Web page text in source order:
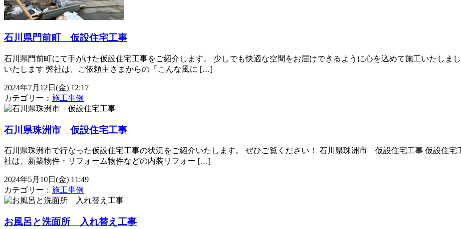
石川県門前町 仮設住宅工事
石川県門前町にて手がけた仮設住宅工事をご紹介します。 少しでも快適な空間をお届けできるように心を込めて施工いたし
いたします 弊社は、ご依頼主さまからの「こんな風に […]
2024年7月12日(金) 12:17
カテゴリー： 施工事例
石川県珠洲市 仮設住宅工事
石川県珠洲市で行なった仮設住宅工事の状況をご紹介いたします。 ぜひご覧ください！ 石川県珠洲市 仮設住宅工事 仮設住宅
社は、新築物件・リフォーム物件などの内装リフォー […]
2024年5月10日(金) 11:49
カテゴリー： 施工事例
お風呂と洗面所 入れ替え工事